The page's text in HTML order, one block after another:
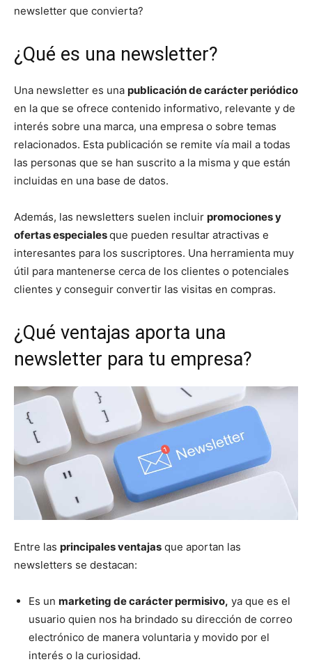
newsletter que convierta?
¿Qué es una newsletter?
Una newsletter es una publicación de carácter periódico
en la que se ofrece contenido informativo, relevante y de
interés sobre una marca, una empresa o sobre temas
relacionados. Esta publicación se remite vía mail a todas
las personas que se han suscrito a la misma y que están
incluidas en una base de datos.
Además, las newsletters suelen incluir promociones y
ofertas especialesque pueden resultar atractivas e
interesantes para los suscriptores. Una herramienta muy
útil para mantenerse cerca de los clientes o potenciales
clientes y conseguir convertir las visitas en compras.
¿Qué ventajas aporta una
newsletter para tu empresa?
Entre las principales ventajas que aportan las
newsletters se destacan:
Es un marketing de carácter permisivo, ya que es el
usuario quien nos ha brindado su dirección de correo
electrónico de manera voluntaria y movido por el
interés o la curiosidad.